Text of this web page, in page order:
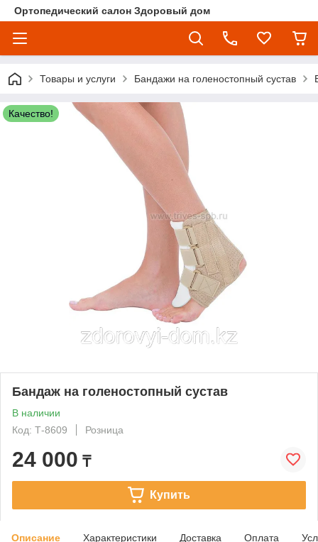
Ортопедический салон Здоровый дом
Товары и услуги Бандажи на голеностопный сустав
Качество!
Бандаж на голеностопный сустав
В наличии
Код: Т-8609
Розница
24 000 ₸
Купить
Описание Характеристики Доставка Оплата